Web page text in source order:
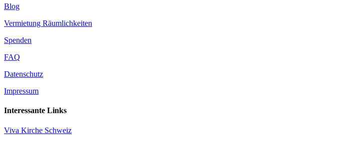
Blog
Vermietung Räumlichkeiten
Spenden
FAQ
Datenschutz
Impressum
Interessante Links
Viva Kirche Schweiz